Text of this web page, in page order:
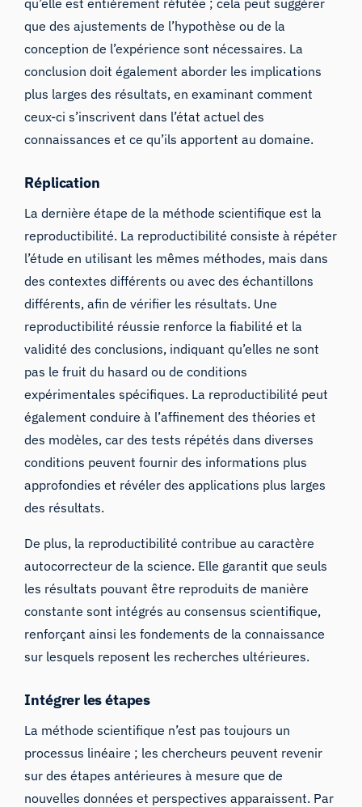
que des ajustements de l’hypothèse ou de la
conception de l’expérience sont nécessaires. La
conclusion doit également aborder les implications
plus larges des résultats, en examinant comment
ceux-ci s’inscrivent dans l’état actuel des
connaissances et ce qu’ils apportent au domaine.
Réplication
La dernière étape de la méthode scientifique est la
reproductibilité. La reproductibilité consiste à répéter
l’étude en utilisant les mêmes méthodes, mais dans
des contextes différents ou avec des échantillons
différents, afin de vérifier les résultats. Une
reproductibilité réussie renforce la fiabilité et la
validité des conclusions, indiquant qu’elles ne sont
pas le fruit du hasard ou de conditions
expérimentales spécifiques. La reproductibilité peut
également conduire à l’affinement des théories et
des modèles, car des tests répétés dans diverses
conditions peuvent fournir des informations plus
approfondies et révéler des applications plus larges
des résultats.
De plus, la reproductibilité contribue au caractère
autocorrecteur de la science. Elle garantit que seuls
les résultats pouvant être reproduits de manière
constante sont intégrés au consensus scientifique,
renforçant ainsi les fondements de la connaissance
sur lesquels reposent les recherches ultérieures.
Intégrer les étapes
La méthode scientifique n’est pas toujours un
processus linéaire ; les chercheurs peuvent revenir
sur des étapes antérieures à mesure que de
nouvelles données et perspectives apparaissent. Par